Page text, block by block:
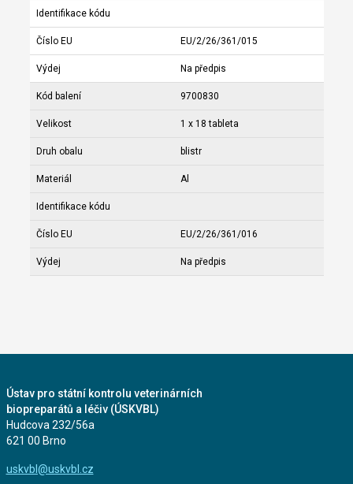
Identifikace kódu
Číslo EU EU/2/26/361/015
Výdej Na předpis
Kód balení 9700830
Velikost 1 x 18 tableta
Druh obalu blistr
Materiál Al
Identifikace kódu
Číslo EU EU/2/26/361/016
Výdej Na předpis
Ústav pro státní kontrolu veterinárních
biopreparátů a léčiv (ÚSKVBL)
Hudcova 232/56a
621 00 Brno
uskvbl@uskvbl.cz